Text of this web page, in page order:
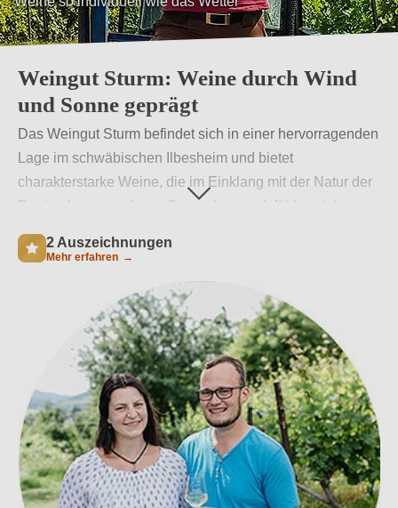
Weingut Sturm: Weine durch Wind
und Sonne geprägt
Das Weingut Sturm befindet sich in einer hervorragenden
Lage im schwäbischen Ilbesheim und bietet
charakterstarke Weine, die im Einklang mit der Natur der
Region heranwachsen. Besonders stark fühlen sich
verbunden, das den Weinen ihre typischen
Gutes auch Namen, die mit dem Wetter in
Zusammenhang stehen, wie Sandsturm oder Sonnenrot,
die Kenner mit ihren natürlichen Aromen in Begeisterung
versetzen.Weiterlesen→
2 Auszeichnungen
Mehr erfahren →